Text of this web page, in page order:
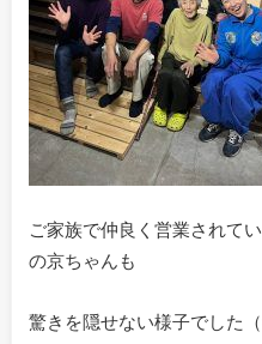
ご家族で仲良く営業されて
の京ちゃんも
驚きを隠せない様子でした（